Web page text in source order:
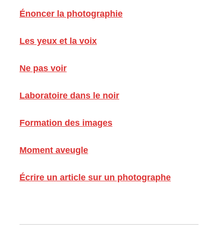
Énoncer la photographie
Les yeux et la voix
Ne pas voir
Laboratoire dans le noir
Formation des images
Moment aveugle
Écrire un article sur un photographe